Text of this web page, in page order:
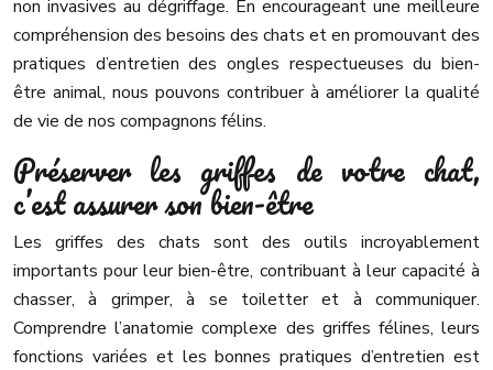
non invasives au dégriffage. En encourageant une meilleure
compréhension des besoins des chats et en promouvant des
pratiques d’entretien des ongles respectueuses du bien-
être animal, nous pouvons contribuer à améliorer la qualité
de vie de nos compagnons félins.
Préserver les griffes de votre chat,
c’est assurer son bien-être
Les griffes des chats sont des outils incroyablement
importants pour leur bien-être, contribuant à leur capacité à
chasser, à grimper, à se toiletter et à communiquer.
Comprendre l’anatomie complexe des griffes félines, leurs
fonctions variées et les bonnes pratiques d’entretien est